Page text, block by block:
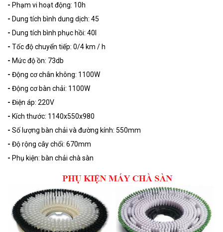
- Phạm vi hoạt động: 10h
- Dung tích bình dung dịch: 45
- Dung tích bình phục hồi: 40l
- Tốc độ chuyển tiếp: 0/4 km / h
- Mức độ ồn: 73db
- Động cơ chân không: 1100W
- Động cơ bàn chải: 1100W
- Điện áp: 220V
- Kích thước: 1140x550x980
- Số lượng bàn chải và đường kính: 550mm
- Độ rộng cây chổi: 670mm
- Phụ kiện: bàn chải chà sàn